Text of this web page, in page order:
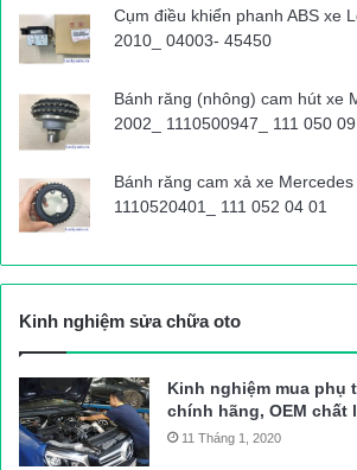
Cụm điều khiển phanh ABS xe
2010_ 04003- 45450
Bánh răng (nhông) cam hút xe
2002_ 1110500947_ 111 050
Bánh răng cam xả xe Mercedes
1110520401_ 111 052 04 01
Kinh nghiệm sửa chữa oto
Kinh nghiệm mua phụ
chính hãng, OEM chất
11 Tháng 1, 2020